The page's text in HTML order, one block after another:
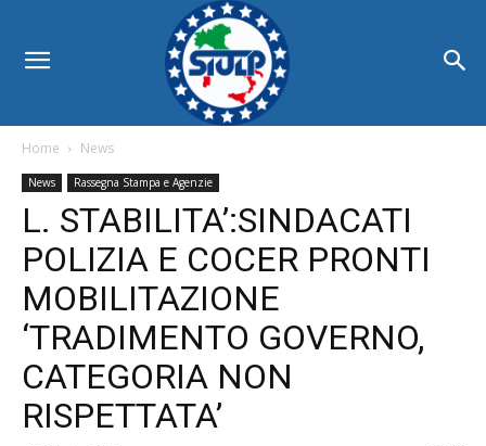
Home News
News Rassegna Stampa e Agenzie
L. STABILITA’:SINDACATI
POLIZIA E COCER PRONTI
MOBILITAZIONE
‘TRADIMENTO GOVERNO,
CATEGORIA NON
RISPETTATA’